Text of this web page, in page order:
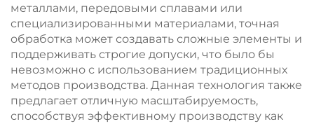
металлами, передовыми сплавами или
специализированными материалами, точная
обработка может создавать сложные элементы и
поддерживать строгие допуски, что было бы
невозможно с использованием традиционных
методов производства. Данная технология также
предлагает отличную масштабируемость,
способствуя эффективному производству как